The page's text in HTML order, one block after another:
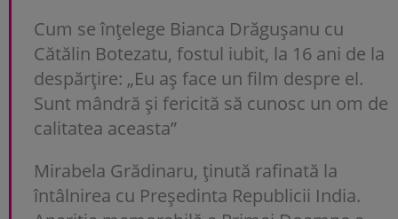
Cum se înțelege Bianca Drăgușanu cu
Cătălin Botezatu, fostul iubit, la 16 ani de la
despărțire: „Eu aș face un film despre el.
Sunt mândră și fericită să cunosc un om de
calitatea aceasta”
Mirabela Grădinaru, ținută rafinată la
întâlnirea cu Președinta Republicii India.